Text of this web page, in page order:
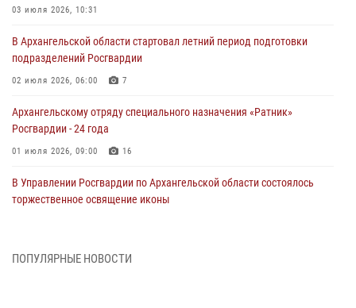
03 июля 2026, 10:31
В Архангельской области стартовал летний период подготовки
подразделений Росгвардии
02 июля 2026, 06:00 7
Архангельскому отряду специального назначения «Ратник»
Росгвардии - 24 года
01 июля 2026, 09:00 16
В Управлении Росгвардии по Архангельской области состоялось
торжественное освящение иконы
Военнослужащие по призыву из Архангельской области приняли
ПОПУЛЯРНЫЕ НОВОСТИ